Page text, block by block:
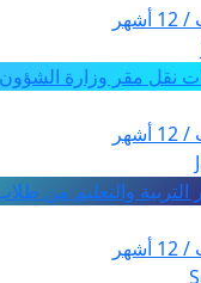
نقل مقر وزارة الشؤون
التربية والتعليم من